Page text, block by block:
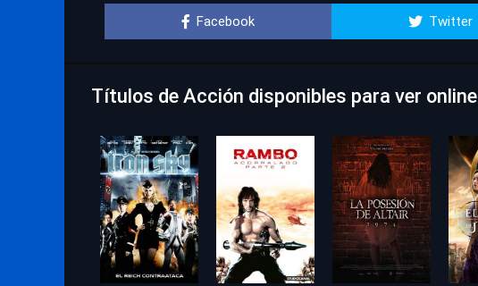
Facebook Twitter
Títulos de Acción disponibles para ver online